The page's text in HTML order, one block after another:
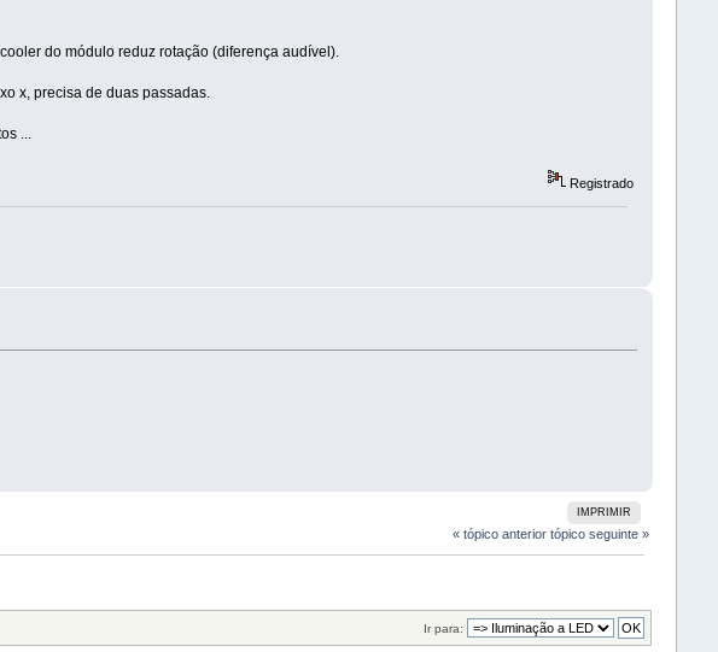
do módulo reduz rotação (diferença audível).
x, precisa de duas passadas.
...
Registrado
IMPRIMIR
« tópico anterior tópico seguinte »
Ir para: